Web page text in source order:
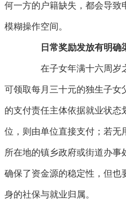
何一方的户籍缺失，都会导致
模糊操作空间。
日常奖励发放有明确
在子女年满十六周岁
可领取每月三十元的独生子女
的支付责任主体依据就业状态
位，则由单位直接支付；若无
所在地的镇乡政府或街道办事
确保了资金源的稳定性，但也
身的社保与就业归属。